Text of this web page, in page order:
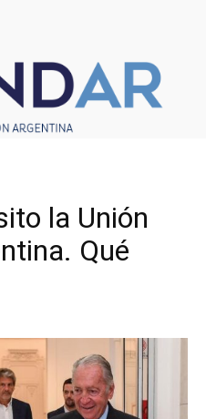
la Unión
Qué